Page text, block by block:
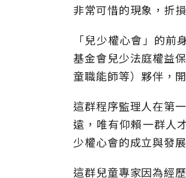
非常可惜的現象，折
「兒少權心會」的
基金會兒少法庭權益
童職能師等）夥伴，
這群程序監理人在第
遠，唯有仰賴一群人
少權心會的成立與發展
這群兒童專家因為經